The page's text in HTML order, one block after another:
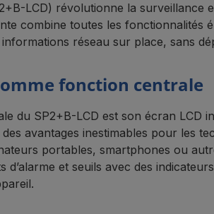
LCD) révolutionne la
combine toutes les fonctionnalités
réseau sur place, sans
fonction centrale
du SP2+B-LCD est son écran LCD
avantages inestimables pour les
portables, smartphones ou
et seuils avec des